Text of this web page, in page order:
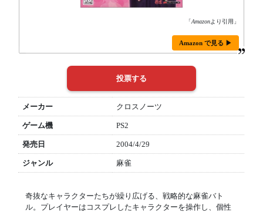
「Amazonより引用」
Amazon で見る ▶
メーカー クロスノーツ
ゲーム機 PS2
発売日 2004/4/29
ジャンル 麻雀
奇抜なキャラクターたちが繰り広げる、戦略的な麻雀バト
ル。プレイヤーはコスプレしたキャラクターを操作し、個性